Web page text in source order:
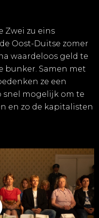
Zwei zu eins
Oost-Duitse zomer
waardeloos geld te
bunker. Samen met
ze een
snel mogelijk om te
en zo de kapitalisten